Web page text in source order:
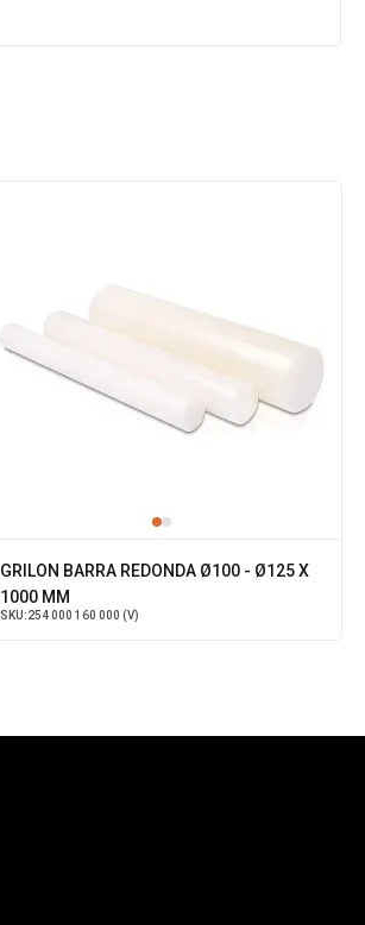
GRILON BARRA REDONDA Ø100 - Ø125 X
1000 MM
SKU:254 000 160 000 (V)